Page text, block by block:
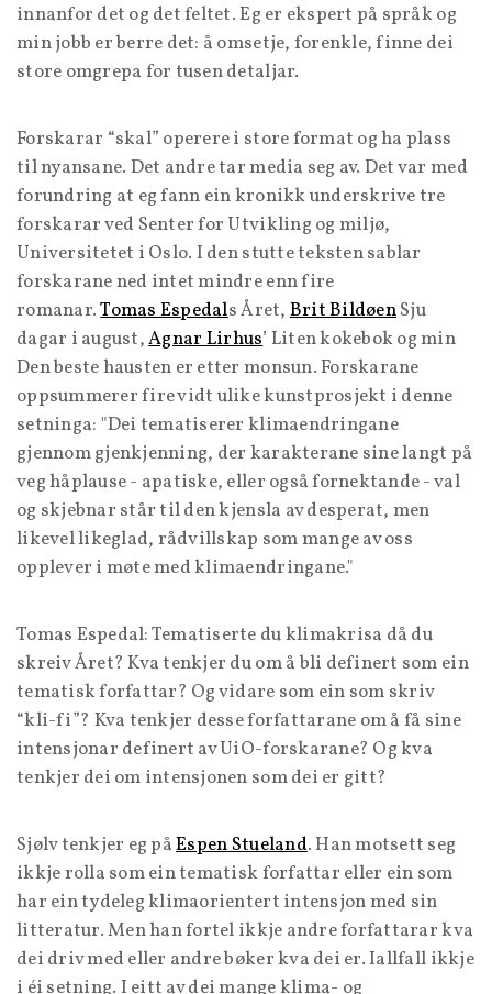
innanfor det og det feltet. Eg er ekspert på språk og
min jobb er berre det: å omsetje, forenkle, finne dei
store omgrepa for tusen detaljar.
Forskarar “skal” operere i store format og ha plass
til nyansane. Det andre tar media seg av. Det var med
forundring at eg fann ein kronikk underskrive tre
forskarar ved Senter for Utvikling og miljø,
Universitetet i Oslo. I den stutte teksten sablar
forskarane ned intet mindre enn fire
romanar.Tomas Espedals Året,Brit BildøenSju
dagar i august,Agnar Lirhus’ Liten kokebok og min
Den beste hausten er etter monsun. Forskarane
oppsummerer fire vidt ulike kunstprosjekt i denne
setninga: "Dei tematiserer klimaendringane
gjennom gjenkjenning, der karakterane sine langt på
veg håplause - apatiske, eller også fornektande - val
og skjebnar står til den kjensla av desperat, men
likevel likeglad, rådvillskap som mange av oss
opplever i møte med klimaendringane."
Tomas Espedal: Tematiserte du klimakrisa då du
skreiv Året? Kva tenkjer du om å bli definert som ein
tematisk forfattar? Og vidare som ein som skriv
“kli-fi”? Kva tenkjer desse forfattarane om å få sine
intensjonar definert av UiO-forskarane? Og kva
tenkjer dei om intensjonen som dei er gitt?
Sjølv tenkjer eg påEspen Stueland. Han motsett seg
ikkje rolla som ein tematisk forfattar eller ein som
har ein tydeleg klimaorientert intensjon med sin
litteratur. Men han fortel ikkje andre forfattarar kva
dei driv med eller andre bøker kva dei er. Iallfall ikkje
i éi setning. I eitt av dei mange klima- og